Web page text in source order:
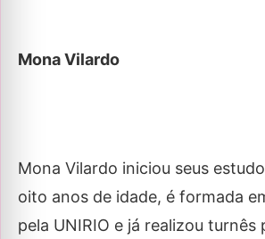
Mona Vilardo
Mona Vilardo iniciou seus
oito anos de idade, é formada
pela UNIRIO e já realizou turnês